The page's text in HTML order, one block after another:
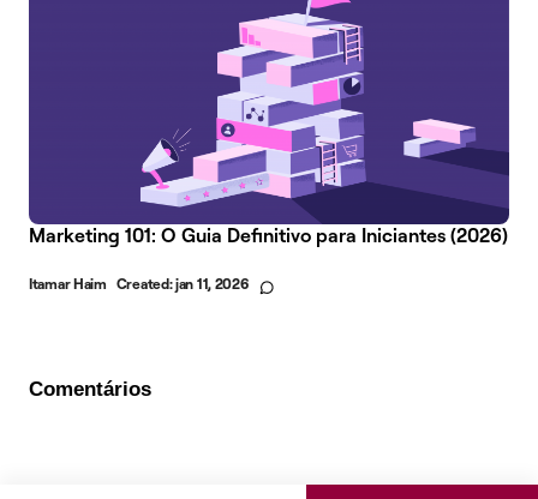
Marketing 101: O Guia Definitivo para Iniciantes (2026)
Itamar Haim Created:jan 11, 2026
Comentários